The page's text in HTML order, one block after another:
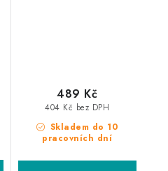
Skladem do 10
pracovních dní
404 Kč bez DPH
489 Kč